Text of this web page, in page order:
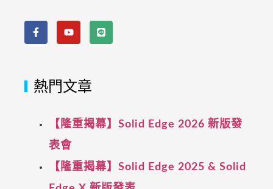
熱門文章
【隆重揭幕】Solid Edge 2026 新版發
表會
【隆重揭幕】Solid Edge 2025 & Solid